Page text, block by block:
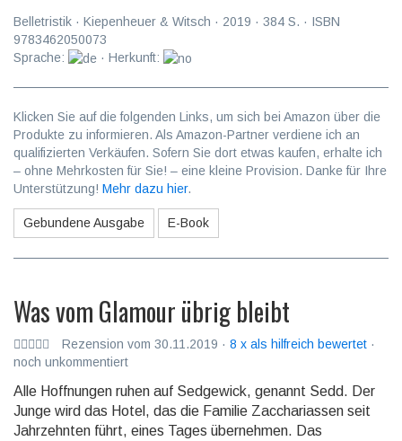
Belletristik · Kiepenheuer & Witsch · 2019 · 384 S. · ISBN
9783462050073
Sprache:
· Herkunft:
Klicken Sie auf die folgenden Links, um sich bei Amazon über die
Produkte zu informieren. Als Amazon-Partner verdiene ich an
qualifizierten Verkäufen. Sofern Sie dort etwas kaufen, erhalte ich
– ohne Mehrkosten für Sie! – eine kleine Provision. Danke für Ihre
Unterstützung! Mehr dazu hier.
Gebundene Ausgabe E-Book
Was vom Glamour übrig bleibt
Rezension vom 30.11.2019 · 8 x als hilfreich bewertet ·
noch unkommentiert
Alle Hoffnungen ruhen auf Sedgewick, genannt Sedd. Der
Junge wird das Hotel, das die Familie Zaccha­riassen seit
Jahr­zehn­ten führt, eines Tages übernehmen. Das